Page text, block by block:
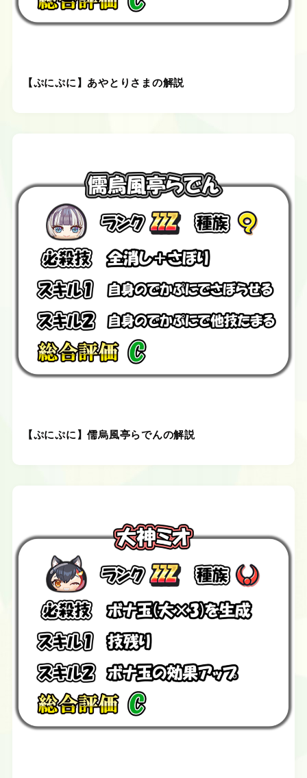
【ぷにぷに】あやとりさまの解説
【ぷにぷに】儒烏風亭らでんの解説